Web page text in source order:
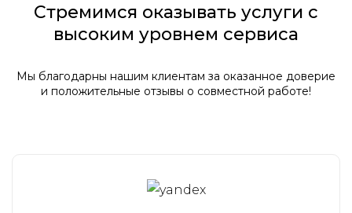
Стремимся оказывать услуги с
высоким уровнем сервиса
Мы благодарны нашим клиентам за оказанное доверие
и положительные отзывы о совместной работе!